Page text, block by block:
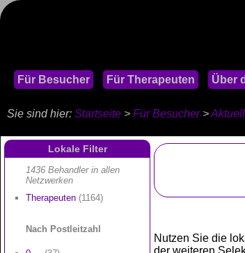
Für Besucher Für Therapeuten Über
Sie sind hier: Startseite > Für Besucher>
Lokale Filter
1436 Behandler in allen
Netzwerken
Therapeuten (1164)
Nach Postleitzahl
Nutzen Sie die
der weiteren